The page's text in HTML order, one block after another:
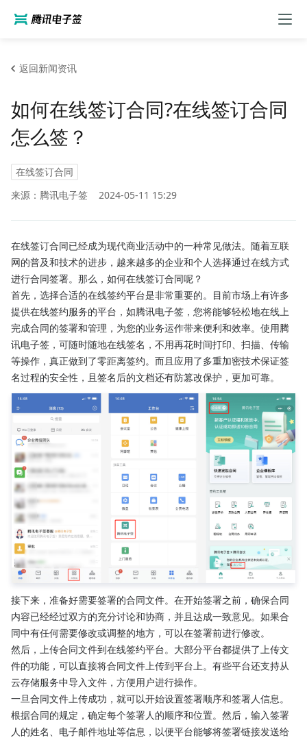
返回新闻资讯
如何在线签订合同?在线签订合同
怎么签？
在线签订合同
来源：腾讯电子签
2024-05-11 15:29
在线签订合同已经成为现代商业活动中的一种常见做法。随着互联
网的普及和技术的进步，越来越多的企业和个人选择通过在线方式
进行合同签署。那么，如何在线签订合同呢？
首先，选择合适的在线签约平台是非常重要的。目前市场上有许多
提供在线签约服务的平台，如腾讯电子签，您将能够轻松地在线上
完成合同的签署和管理，为您的业务运作带来便利和效率。使用腾
讯电子签，可随时随地在线签名，不用再花时间打印、扫描、传输
等操作，真正做到了零距离签约。而且应用了多重加密技术保证签
名过程的安全性，且签名后的文档还有防篡改保护，更加可靠。
接下来，准备好需要签署的合同文件。在开始签署之前，确保合同
内容已经经过双方的充分讨论和协商，并且达成一致意见。如果合
同中有任何需要修改或调整的地方，可以在签署前进行修改。
然后，上传合同文件到在线签约平台。大部分平台都提供了上传文
件的功能，可以直接将合同文件上传到平台上。有些平台还支持从
云存储服务中导入文件，方便用户进行操作。
一旦合同文件上传成功，就可以开始设置签署顺序和签署人信息。
根据合同的规定，确定每个签署人的顺序和位置。然后，输入签署
人的姓名、电子邮件地址等信息，以便平台能够将签署链接发送给